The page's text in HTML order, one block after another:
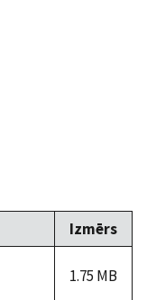
Izmērs
1.75 MB